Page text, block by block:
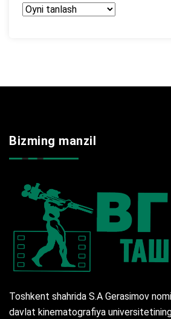
Arxir
Bizming manzil
Toshkent shahrida S.A Gerasimov
davlat kinematografiya